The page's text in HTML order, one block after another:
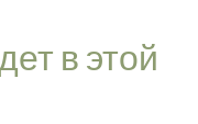
в этой